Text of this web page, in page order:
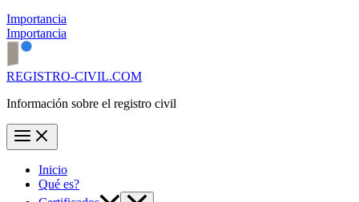
Importancia
Importancia
REGISTRO-CIVIL.COM
Información sobre el registro civil
Inicio
Qué es?